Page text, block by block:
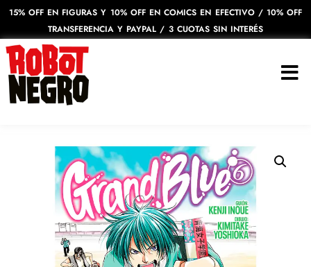
15% OFF EN FIGURAS Y 10% OFF EN COMICS EN EFECTIVO / 10% OFF
TRANSFERENCIA Y PAYPAL / 3 CUOTAS SIN INTERÉS